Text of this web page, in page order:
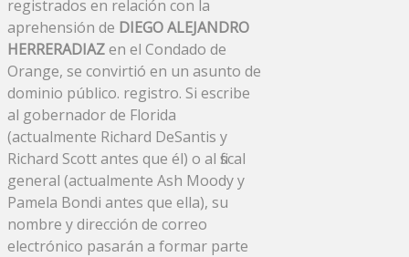
registrados en relación con la
aprehensión de DIEGO ALEJANDRO
HERRERADIAZen el Condado de
Orange, se convirtió en un asunto de
dominio público. registro. Si escribe
al gobernador de Florida
(actualmente Richard DeSantis y
Richard Scott antes que él) o al fiscal
general (actualmente Ash Moody y
Pamela Bondi antes que ella), su
nombre y dirección de correo
electrónico pasarán a formar parte